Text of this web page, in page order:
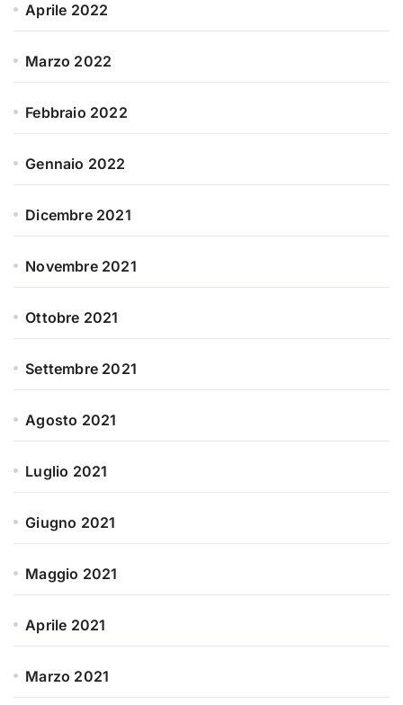
Aprile 2022
Marzo 2022
Febbraio 2022
Gennaio 2022
Dicembre 2021
Novembre 2021
Ottobre 2021
Settembre 2021
Agosto 2021
Luglio 2021
Giugno 2021
Maggio 2021
Aprile 2021
Marzo 2021